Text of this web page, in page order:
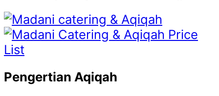
Pengertian Aqiqah